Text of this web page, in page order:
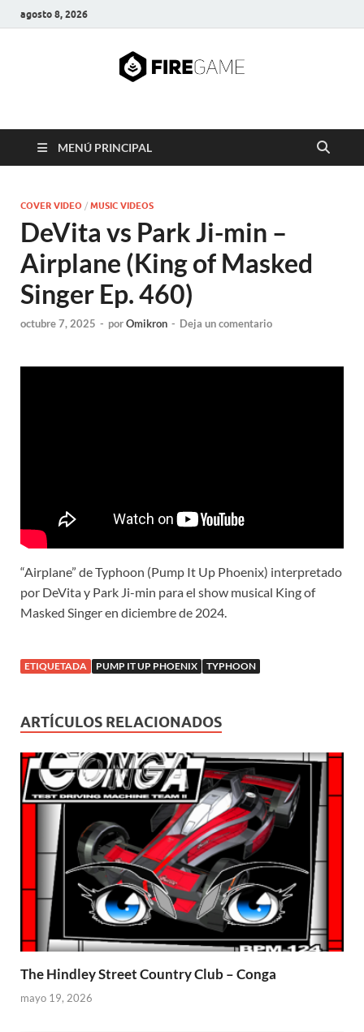
agosto 8, 2026
FIRE GAME
MENÚ PRINCIPAL
COVER VIDEO / MUSIC VIDEOS
DeVita vs Park Ji-min –
Airplane (King of Masked
Singer Ep. 460)
octubre 7, 2025 - porOmikron - Deja un comentario
“Airplane” de Typhoon (Pump It Up Phoenix) interpretado
por DeVita y Park Ji-min para el show musical King of
Masked Singer en diciembre de 2024.
ETIQUETADA PUMP IT UP PHOENIX TYPHOON
ARTÍCULOS RELACIONADOS
The Hindley Street Country Club – Conga
mayo 19, 2026